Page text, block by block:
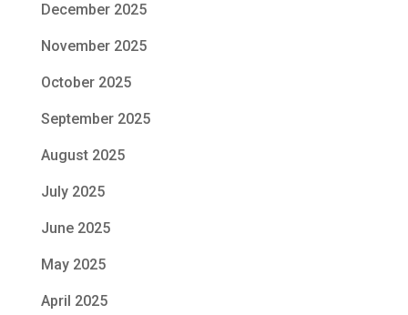
December 2025
November 2025
October 2025
September 2025
August 2025
July 2025
June 2025
May 2025
April 2025